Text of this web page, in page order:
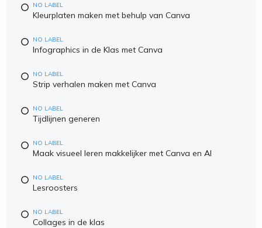
NO LABEL
Kleurplaten maken met behulp van Canva
NO LABEL
Infographics in de Klas met Canva
NO LABEL
Strip verhalen maken met Canva
NO LABEL
Tijdlijnen generen
NO LABEL
Maak visueel leren makkelijker met Canva en AI
NO LABEL
Lesroosters
NO LABEL
Collages in de klas